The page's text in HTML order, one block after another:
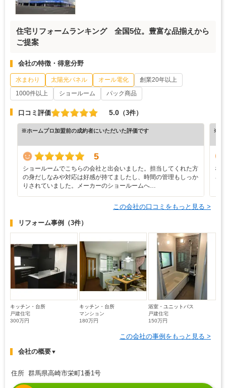
住宅リフォームランキング 全国5位。豊富な品揃えから
ご提案
会社の特徴・得意分野
水まわり 太陽光パネル オール電化
創業20年以上
1000件以上
ショールーム パック商品
口コミ評価 5.0 （3件）
※ホームプロ加盟前の成約者にいただいた評価です
5
ショールームでこちらの会社と出会いました。担当してくれた方
の身だしなみや対応は好感が持てましたし、時間の管理もしっか
りされていました。メーカーのショールームへ…
※ホ
な
ろ
この会社の口コミをもっと見る >
リフォーム事例 （3件）
キッチン・台所
戸建住宅
300万円
キッチン・台所
マンション
180万円
浴室・ユニットバス
戸建住宅
150万円
この会社の事例をもっと見る >
会社の概要▼
住所 群馬県高崎市栄町1番1号